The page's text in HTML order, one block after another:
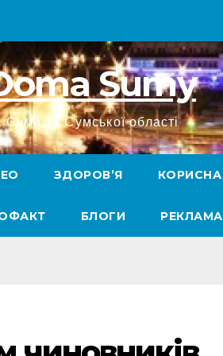
Sumy
Суми та Сумської області
ЗДОРОВ’Я КОРИСНА
БЛОГИ РЕКЛАМА